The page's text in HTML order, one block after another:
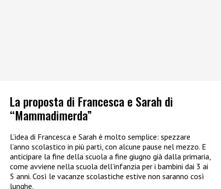
La proposta di Francesca e Sarah di
“Mammadimerda”
L’idea di Francesca e Sarah è molto semplice: spezzare
l’anno scolastico in più parti, con alcune pause nel mezzo. E
anticipare la fine della scuola a fine giugno già dalla primaria,
come avviene nella scuola dell’infanzia per i bambini dai 3 ai
5 anni. Così le vacanze scolastiche estive non saranno così
lunghe.